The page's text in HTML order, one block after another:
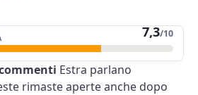
7,3/10
Estra parlano
rimaste aperte anche dopo